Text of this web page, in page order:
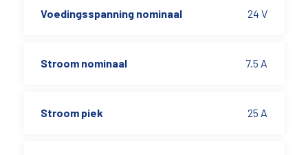
Voedingsspanning nominaal 24 V
Stroom nominaal 7.5 A
Stroom piek 25 A